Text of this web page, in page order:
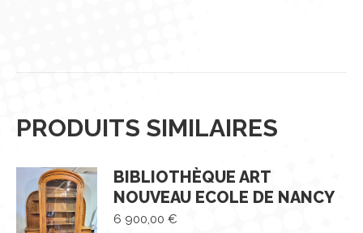
PRODUITS SIMILAIRES
BIBLIOTHÈQUE ART
NOUVEAU ECOLE DE NANCY
6 900,00 €